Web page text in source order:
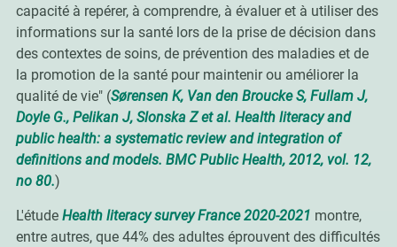
capacité à repérer, à comprendre, à évaluer et à utiliser des
informations sur la santé lors de la prise de décision dans
des contextes de soins, de prévention des maladies et de
la promotion de la santé pour maintenir ou améliorer la
qualité de vie" (Sørensen K, Van den Broucke S, Fullam J,
Doyle G., Pelikan J, Slonska Z et al. Health literacy and
public health: a systematic review and integration of
definitions and models. BMC Public Health, 2012, vol. 12,
no 80.)
L'étude Health literacy survey France 2020-2021 montre,
entre autres, que 44% des adultes éprouvent des difficultés